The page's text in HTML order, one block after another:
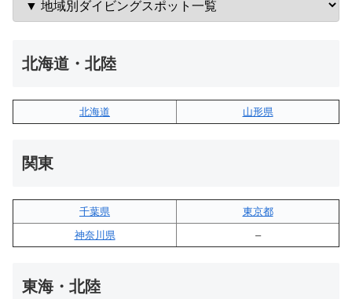
北海道・北陸
北海道 山形県
関東
千葉県
東京都
神奈川県
–
東海・北陸